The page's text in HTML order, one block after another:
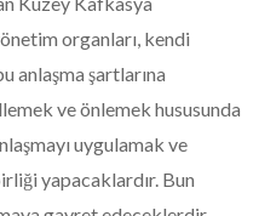
organları, kendi
anlaşma şartlarına
ve önlemek hususunda
uygulamak ve
yapacaklardır. Bun